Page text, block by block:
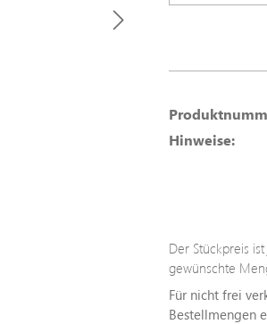
Hinweise:
Der Stückpreis
gewünschte
Für nicht frei
Bestellmengen